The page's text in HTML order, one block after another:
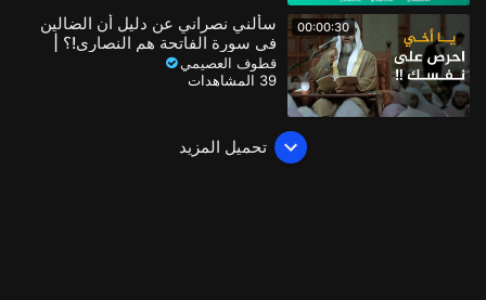
00:00:30
سألني نصراني عن دليل أن الضالين
في سورة الفاتحة هم النصارى!؟ |
الشيخ صالح العصيمي
قطوف العصيمي
39 المشاهدات
تحميل المزيد